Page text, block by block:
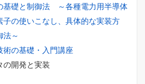
基礎と制御法 ～各種電力用半導体
子の使いこなし、具体的な実装方
法～
術の基礎・入門講座
の開発と実装